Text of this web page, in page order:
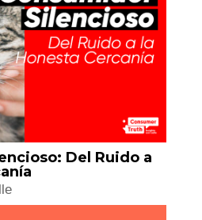
Consumo sin